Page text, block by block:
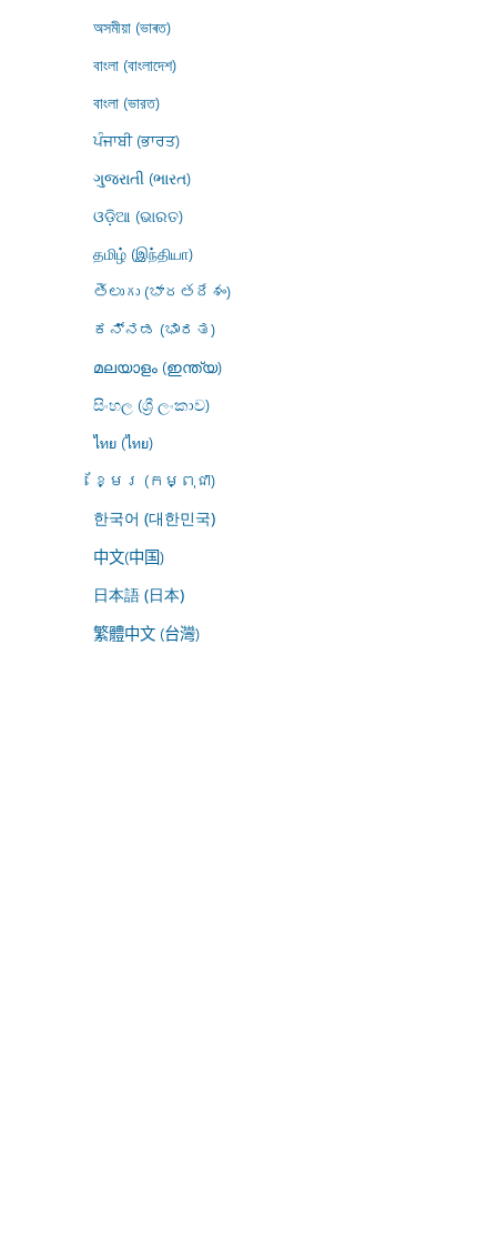
অসমীয়া (ভাৰত)
বাংলা (বাংলাদেশ)
বাংলা (ভারত)
ਪੰਜਾਬੀ (ਭਾਰਤ)
ગુજરાતી (ભારત)
ଓଡ଼ିଆ (ଭାରତ)
தமிழ் (இந்தியா)
తెలుగు (భారతదేశం)
ಕನ್ನಡ (ಭಾರತ)
മലയാളം (ഇന്ത്യ)
සිංහල (ශ්‍රී ලංකාව)
ไทย (ไทย)
ខ្មែរ (កម្ពុជា)
한국어 (대한민국)
中文(中国)
日本語 (日本)
繁體中文 (台灣)